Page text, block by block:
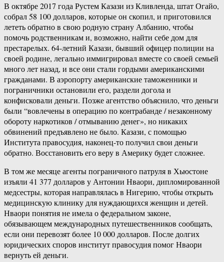
В октябре 2017 года Рустем Казази из Кливленда, штат Огайо,
собрал 58 100 долларов, которые он скопил, и приготовился
лететь обратно в свою родную страну Албанию, чтобы
помочь родственникам и, возможно, найти себе дом для
престарелых. 64-летний Казази, бывший офицер полиции на
своей родине, легально иммигрировал вместе со своей семьей
много лет назад, и все они стали гордыми американскими
гражданами. В аэропорту американские таможенники и
пограничники остановили его, раздели догола и
конфисковали деньги. Позже агентство объяснило, что деньги
были “вовлечены в операцию по контрабанде / незаконному
обороту наркотиков / отмыванию денег», но никаких
обвинений предъявлено не было. Казази, с помощью
Института правосудия, наконец-то получил свои деньги
обратно. Восстановить его веру в Америку будет сложнее.
В том же месяце агенты пограничного патруля в Хьюстоне
изъяли 41 377 долларов у Антонии Нваори, дипломированной
медсестры, которая направлялась в Нигерию, чтобы открыть
медицинскую клинику для нуждающихся женщин и детей.
Нваори понятия не имела о федеральном законе,
обязывающем международных путешественников сообщать,
если они перевозят более 10 000 долларов. После долгих
юридических споров институт правосудия помог Нваори
вернуть ей деньги.